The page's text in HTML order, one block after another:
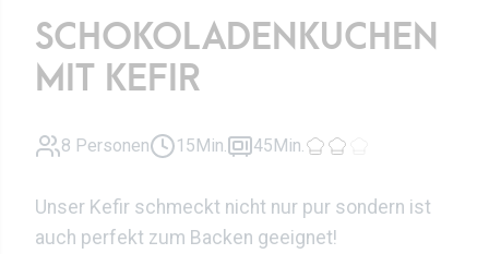
SCHOKOLADENKUCHEN
MIT KEFIR
8 Personen 15Min. 45Min.
Unser Kefir schmeckt nicht nur pur sondern ist
auch perfekt zum Backen geeignet!